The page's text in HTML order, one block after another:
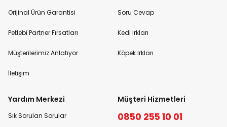
Orijinal Ürün Garantisi
Petlebi Partner Fırsatları
Müşterilerimiz Anlatıyor
İletişim
Soru Cevap
Kedi Irkları
Köpek Irkları
Yardım Merkezi
Sık Sorulan Sorular
Müşteri Hizmetleri
0850 255 10 01